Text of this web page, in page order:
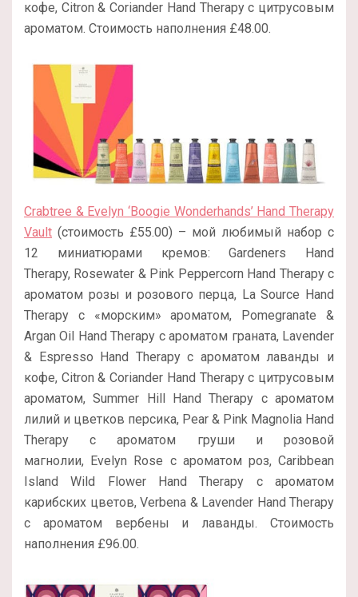
кофе, Citron & Coriander Hand Therapy с цитрусовым
ароматом. Стоимость наполнения £48.00.
Crabtree & Evelyn ‘Boogie Wonderhands’ Hand Therapy
Vault (стоимость £55.00) – мой любимый набор с
12 миниатюрами кремов: Gardeners Hand
Therapy, Rosewater & Pink Peppercorn Hand Therapy с
ароматом розы и розового перца, La Source Hand
Therapy с «морским» ароматом, Pomegranate &
Argan Oil Hand Therapy с ароматом граната, Lavender
& Espresso Hand Therapy с ароматом лаванды и
кофе, Citron & Coriander Hand Therapy с цитрусовым
ароматом, Summer Hill Hand Therapy с ароматом
лилий и цветков персика, Pear & Pink Magnolia Hand
Therapy с ароматом груши и розовой
магнолии, Evelyn Rose с ароматом роз, Caribbean
Island Wild Flower Hand Therapy с ароматом
карибских цветов, Verbena & Lavender Hand Therapy
с ароматом вербены и лаванды. Стоимость
наполнения £96.00.